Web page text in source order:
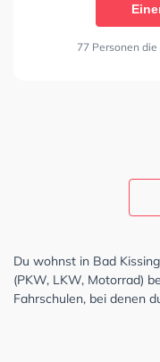
77 Personen
Du wohnst in Bad
(PKW, LKW, Motorrad)
Fahrschulen, bei denen